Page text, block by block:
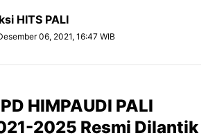
HITS PALI
06, 2021, 16:47 WIB
HIMPAUDI PALI
2025 Resmi Dilantik